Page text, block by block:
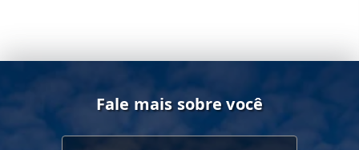
Fale mais sobre você